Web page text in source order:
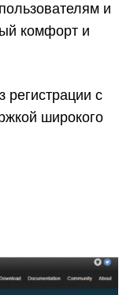
и
комфорт и
регистрации с
широкого